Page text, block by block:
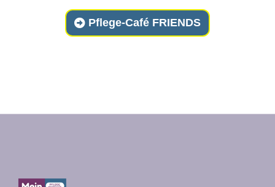
Pflege-Café FRIENDS